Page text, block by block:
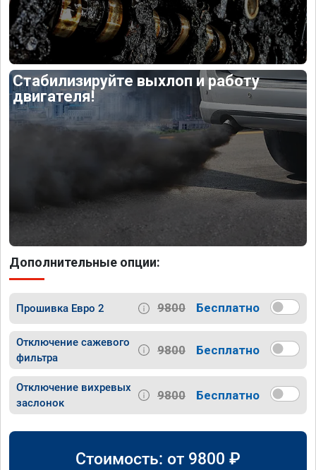
Стабилизируйте выхлоп и работу
двигателя!
Дополнительные опции:
Прошивка Евро 2 9800 Бесплатно
Отключение сажевого
фильтра
9800 Бесплатно
Отключение вихревых
заслонок
9800 Бесплатно
Стоимость: от 9800 ₽